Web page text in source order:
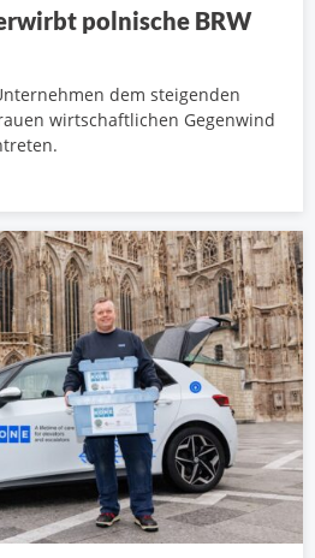
polnische BRW
dem steigenden
wirtschaftlichen Gegenwind